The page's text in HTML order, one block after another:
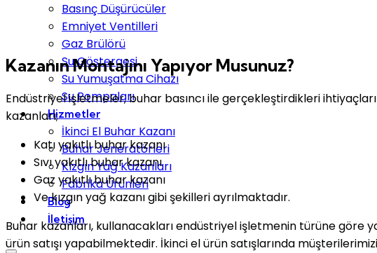
Basınç Düşürücüler
Emniyet Ventilleri
Gaz Brülörü
Su Göstergesi
Su Yumuşatma Cihazı
Su Pompaları
Hizmetler
İkinci El Buhar Kazanı
Buhar Jeneratörleri
Kızgın Yağ Kazanları
Fabrika Ürünleri
Blog
İletişim
Kazanın Montajını Yapıyor Musunuz?
Endüstriyel işletmeler, buhar basıncı ile gerçekleştirdikleri
kazanları;
Katı yakıtlı buhar kazanı
Sıvı yakıtlı buhar kazanı
Gaz yakıtlı buhar kazanı
Ve kızgın yağ kazanı gibi şekilleri ayrılmaktadır.
Buhar kazanları, kullanacakları endüstriyel işletmenin türüne göre
ürün satışı yapabilmektedir. İkinci el ürün satışlarında